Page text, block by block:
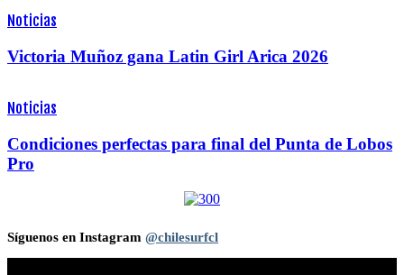
Noticias
Victoria Muñoz gana Latin Girl Arica 2026
Noticias
Condiciones perfectas para final del Punta de Lobos
Pro
Síguenos en Instagram @chilesurfcl